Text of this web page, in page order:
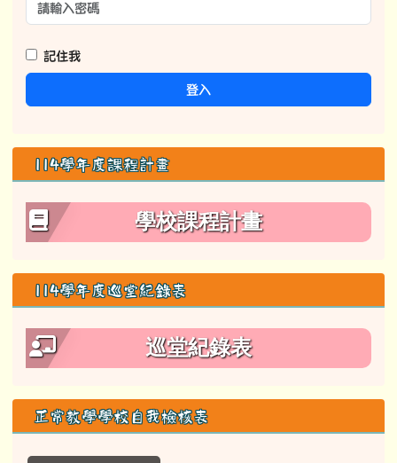
記住我
登入
114學年度課程計畫
學校課程計畫
114學年度巡堂紀錄表
巡堂紀錄表
正常教學學校自我檢核表